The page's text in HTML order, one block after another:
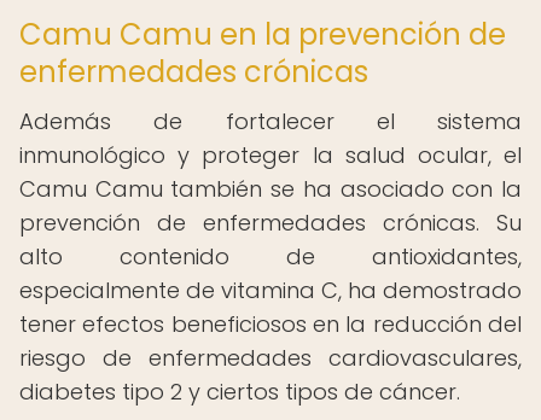
Camu Camu en la prevención de
enfermedades crónicas
Además de fortalecer el sistema
inmunológico y proteger la salud ocular, el
Camu Camu también se ha asociado con la
prevención de enfermedades crónicas. Su
alto contenido de antioxidantes,
especialmente de vitamina C, ha demostrado
tener efectos beneficiosos en la reducción del
riesgo de enfermedades cardiovasculares,
diabetes tipo 2 y ciertos tipos de cáncer.